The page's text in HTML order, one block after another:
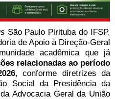
São Paulo Pirituba do IFSP,
de Apoio à Direção-Geral
acadêmica que já
relacionadas ao período
, conforme diretrizes da
Social da Presidência da
Advocacia Geral da União